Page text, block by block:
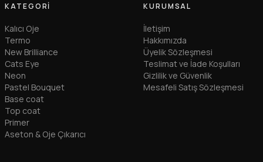
KATEGORI
Kalıcı Oje
Termo
New Brilliance
Cats Eye
Neon
Pastel Bouquet
Base coat
Top coat
Primer
Aseton & Oje Çıkarıcı
KURUMSAL
İletişim
Hakkımızda
Üyelik Sözleşmesi
Teslimat ve İade Koşulları
Gizlilik ve Güvenlik
Mesafeli Satış Sözleşmesi